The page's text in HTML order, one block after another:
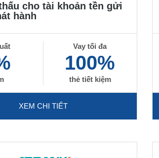
cho tài khoản tền gửi
hành
Vay tối đa
100%
thẻ tiết kiệm
XEM CHI TIẾT